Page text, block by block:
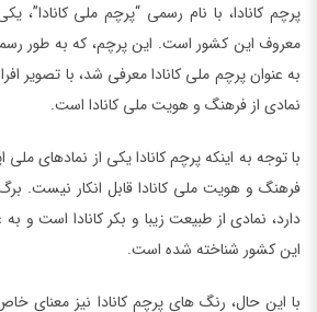
پرچم کانادا، با نام رسمی “پرچم ملی کانادا”،
به عنوان پرچم ملی کانادا معرفی شد، با تصویر
نمادی از فرهنگ و هویت ملی کانادا است.
با توجه به اینکه پرچم کانادا یکی از نمادهای
فرهنگ و هویت ملی کانادا قابل انکار نیست. برگ
دارد، نمادی از طبیعت زیبا و بکر کانادا است و
این کشور شناخته شده است.
با این حال، رنگ های پرچم کانادا نیز معنای